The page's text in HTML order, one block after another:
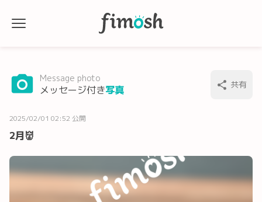
Message photo
メッセージ付き写真 共有
2025/02/01 02:52 公開
2月👹